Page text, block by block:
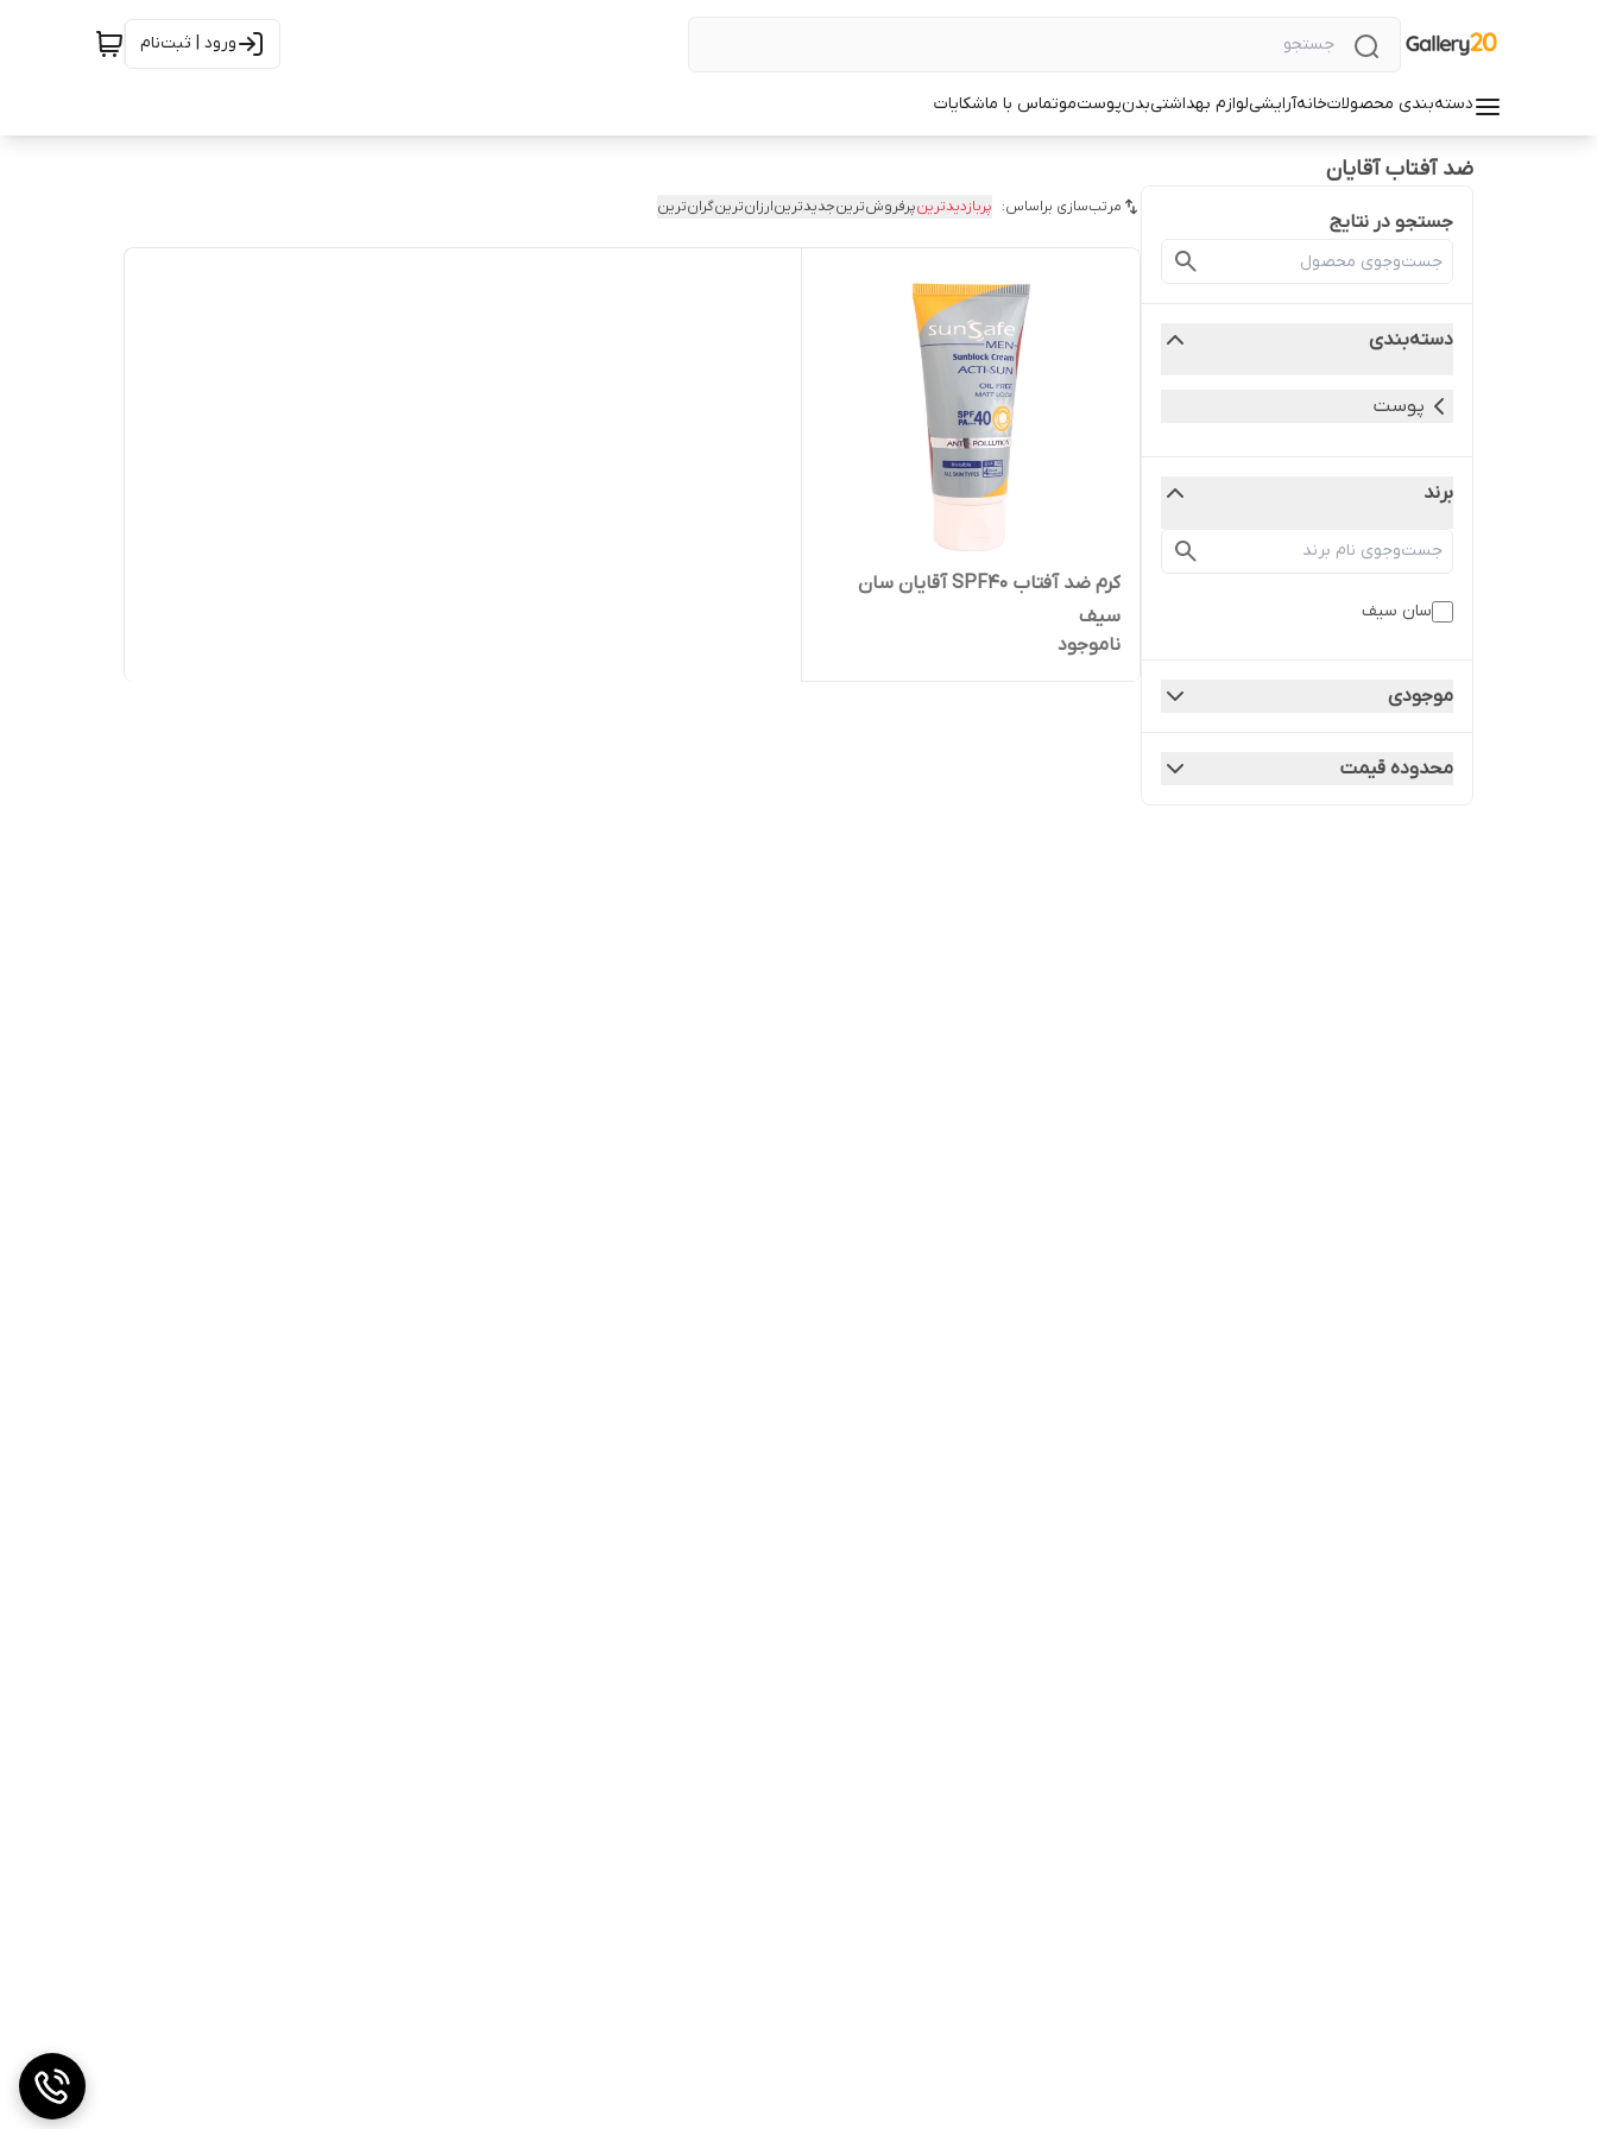
ورود | ثبت‌نام
دسته‌بندی محصولاتخانهآرایشیلوازم بهداشتیبدنپوستموتماس با ماشکایات
ضد آفتاب آقایان
جستجو در نتایج
دسته‌بندی
پوست
برند
سان سیف
موجودی
محدوده قیمت
مرتب‌سازی براساس: پربازدیدترینپرفروش‌ترینجدیدترینارزان‌ترینگران‌ترین
کرم ضد آفتاب SPF40 آقایان سان
سیف
ناموجود